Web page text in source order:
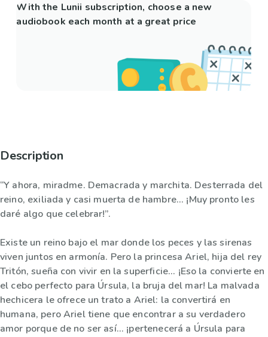
With the Lunii subscription, choose a new
audiobook each month at a great price
Description
“Y ahora, miradme. Demacrada y marchita. Desterrada del
reino, exiliada y casi muerta de hambre... ¡Muy pronto les
daré algo que celebrar!”.
Existe un reino bajo el mar donde los peces y las sirenas
viven juntos en armonía. Pero la princesa Ariel, hija del rey
Tritón, sueña con vivir en la superficie... ¡Eso la convierte en
el cebo perfecto para Úrsula, la bruja del mar! La malvada
hechicera le ofrece un trato a Ariel: la convertirá en
humana, pero Ariel tiene que encontrar a su verdadero
amor porque de no ser así... ¡pertenecerá a Úrsula para